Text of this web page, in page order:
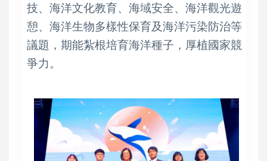
技、海洋文化教育、海域安全、海洋觀光遊
憩、海洋生物多樣性保育及海洋污染防治等
議題，期能紮根培育海洋種子，厚植國家競
爭力。